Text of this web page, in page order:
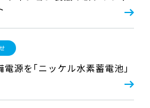
源を｢ニッケル水素蓄電池｣